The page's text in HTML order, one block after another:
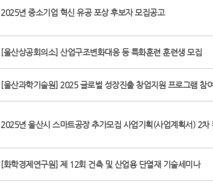
2025년 중소기업 혁신 유공 포상 후보자 모집공고
[울산상공회의소] 산업구조변화대응 등 특화훈련 훈련생 모집
[울산과학기술원] 2025 글로벌 성장진출 창업지원 프로그램 참
2025년 울산시 스마트공장 추가모집 사업기획(사업계획서) 2차
[화학경제연구원] 제 12회 건축 및 산업용 단열재 기술세미나